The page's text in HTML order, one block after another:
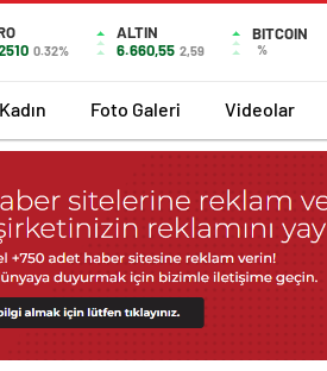
0.32%
ALTIN
6.660,55 2,59
BITCOIN
%
Kadın Foto Galeri Videolar